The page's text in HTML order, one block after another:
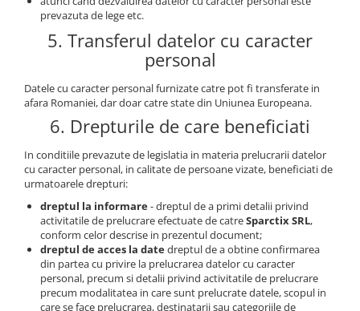
prevazuta de lege etc.
5. Transferul datelor cu caracter
personal
Datele cu caracter personal furnizate catre pot fi transferate in
afara Romaniei, dar doar catre state din Uniunea Europeana.
6. Drepturile de care beneficiati
In conditiile prevazute de legislatia in materia prelucrarii datelor
cu caracter personal, in calitate de persoane vizate, beneficiati de
urmatoarele drepturi:
dreptul la informare- dreptul de a primi detalii privind
activitatile de prelucrare efectuate de catreSparctix SRL,
conform celor descrise in prezentul document;
dreptul de acces la datedreptul de a obtine confirmarea
din partea cu privire la prelucrarea datelor cu caracter
personal, precum si detalii privind activitatile de prelucrare
precum modalitatea in care sunt prelucrate datele, scopul in
care se face prelucrarea, destinatarii sau categoriile de